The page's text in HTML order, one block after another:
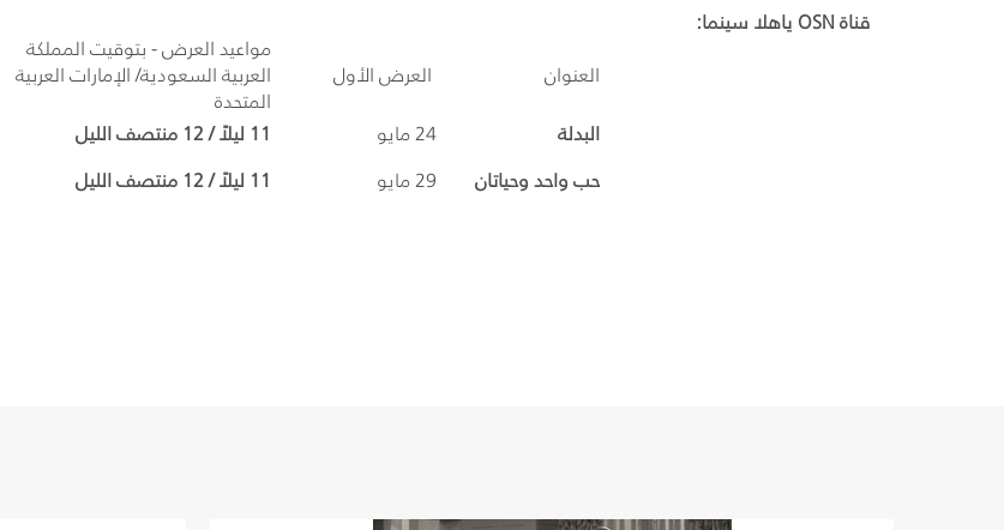
قناةOSNياهلا سينما:
العنوان
العرض الأول
مواعيد العرض - بتوقيت المملكة
العربية السعودية/ الإمارات العربية
المتحدة
البدلة
24 مايو 11 ليلاً / 12 منتصف الليل
حب واحد وحياتان
29 مايو 11 ليلاً / 12 منتصف الليل